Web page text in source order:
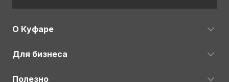
О Куфаре
Для бизнеса
Полезно